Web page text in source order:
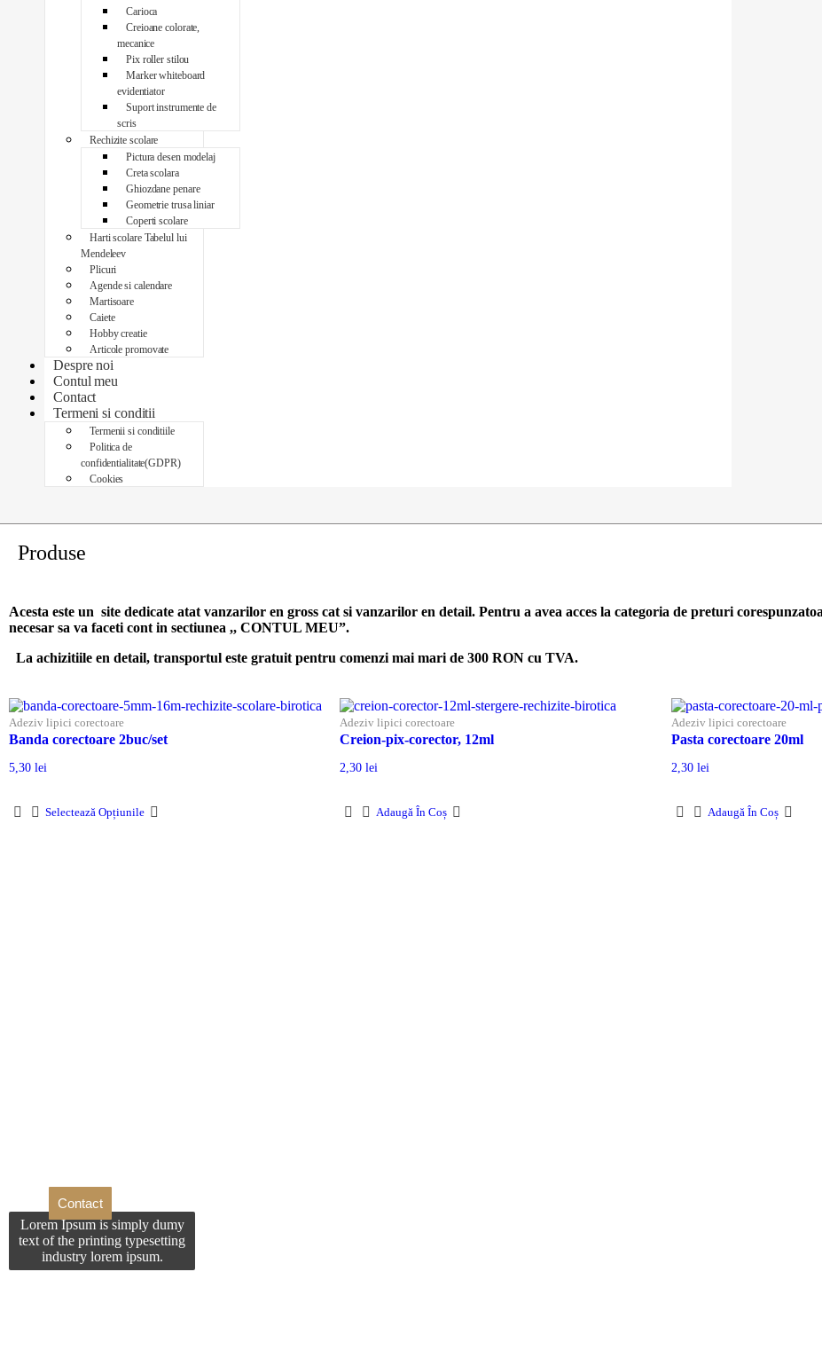
Carioca
Creioane colorate,
mecanice
Pix roller stilou
Marker whiteboard
evidentiator
Suport instrumente de
scris
Rechizite scolare
Pictura desen modelaj
Creta scolara
Ghiozdane penare
Geometrie trusa liniar
Coperti scolare
Harti scolare Tabelul lui
Mendeleev
Plicuri
Agende si calendare
Martisoare
Caiete
Hobby creatie
Articole promovate
Despre noi
Contul meu
Contact
Termeni si conditii
Termenii si conditiile
Politica de
confidentialitate(GDPR)
Cookies
Produse
Acesta este un site dedicate atat vanzarilor en gross cat si vanzarilor en detail. Pentru a avea acces la categoria de preturi
necesar sa va faceti cont in sectiunea ,, CONTUL MEU”.
La achizitiile en detail, transportul este gratuit pentru comenzi mai mari de 300 RON cu TVA.
Adeziv lipici corectoare
Banda corectoare 2buc/set
5,30 lei
Selectează Opțiunile
Adeziv lipici corectoare
Creion-pix-corector, 12ml
2,30lei
Adaugă În Coș
Adeziv lipici corectoare
Pasta corectoare 20ml
2,30 lei
Adaugă În Coș
Contact
Lorem Ipsum is simply dumy
text of the printing typesetting
industry lorem ipsum.